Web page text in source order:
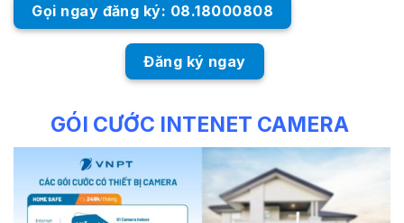
Gọi ngay đăng ký: 08.18000808
Đăng ký ngay
GÓI CƯỚC INTENET CAMERA